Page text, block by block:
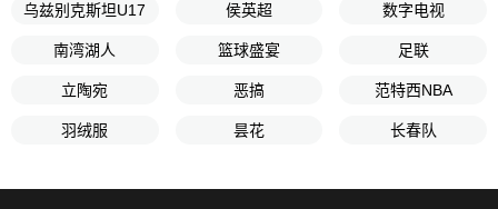
乌兹别克斯坦U17 侯英超 数字电视
南湾湖人 篮球盛宴 足联
立陶宛 恶搞 范特西NBA
羽绒服 昙花 长春队